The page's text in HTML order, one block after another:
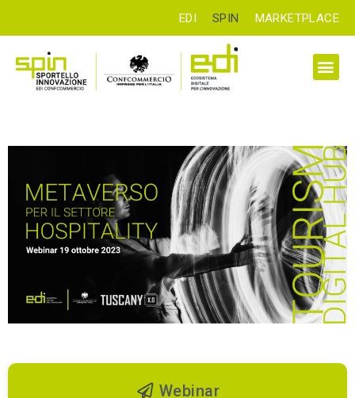
EDI SPIN MARKETPLACE
Webinar